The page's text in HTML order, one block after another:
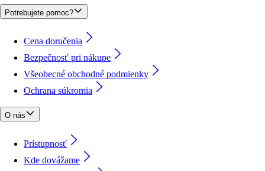
Potrebujete pomoc?
Cena doručenia
Bezpečnosť pri nákupe
Všeobecné obchodné podmienky
Ochrana súkromia
O nás
Prístupnosť
Kde dovážame